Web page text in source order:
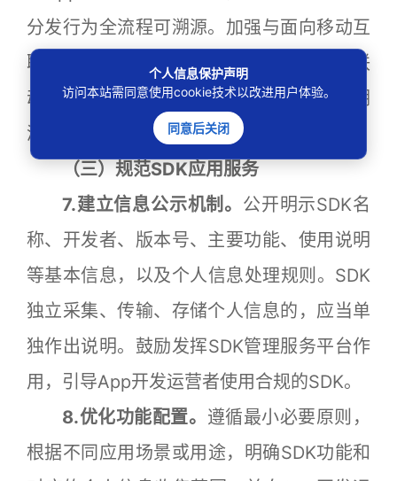
分发行为全流程可溯源。加强与面向移动互
联网应用程序的检测及认证公共服务平台联
动，配合监管部门做好数据上报、监测溯
源、信息共享、响应处置工作。
（三）规范SDK应用服务
7.建立信息公示机制。 公开明示SDK名
称、开发者、版本号、主要功能、使用说明
等基本信息，以及个人信息处理规则。SDK
独立采集、传输、存储个人信息的，应当单
独作出说明。鼓励发挥SDK管理服务平台作
用，引导App开发运营者使用合规的SDK。
8.优化功能配置。 遵循最小必要原则，
根据不同应用场景或用途，明确SDK功能和
个人信息保护声明
访问本站需同意使用cookie技术以改进用户体验。
同意后关闭